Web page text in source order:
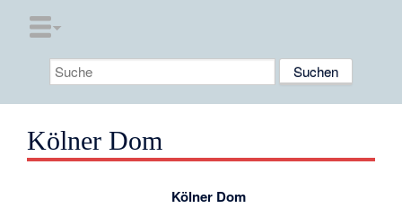
Kölner Dom
Kölner Dom